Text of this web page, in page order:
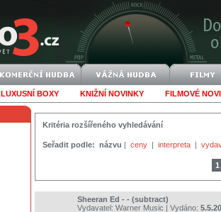
LUXUSNÍ BOXY KNIŽNÍ NOVINKY FILMOVÉ
Kritéria rozšířeného vyhledávání
Seřadit podle: názvu | ceny | interpreta |
1
Sheeran Ed - - (subtract)
Vydavatel: Warner Music | Vydáno: